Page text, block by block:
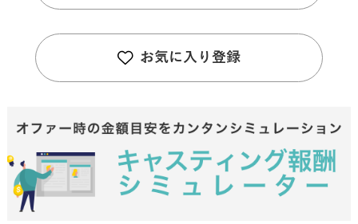
お気に入り登録